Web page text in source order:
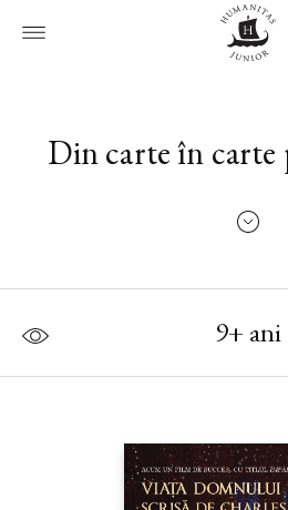
Din carte în carte
9+ ani